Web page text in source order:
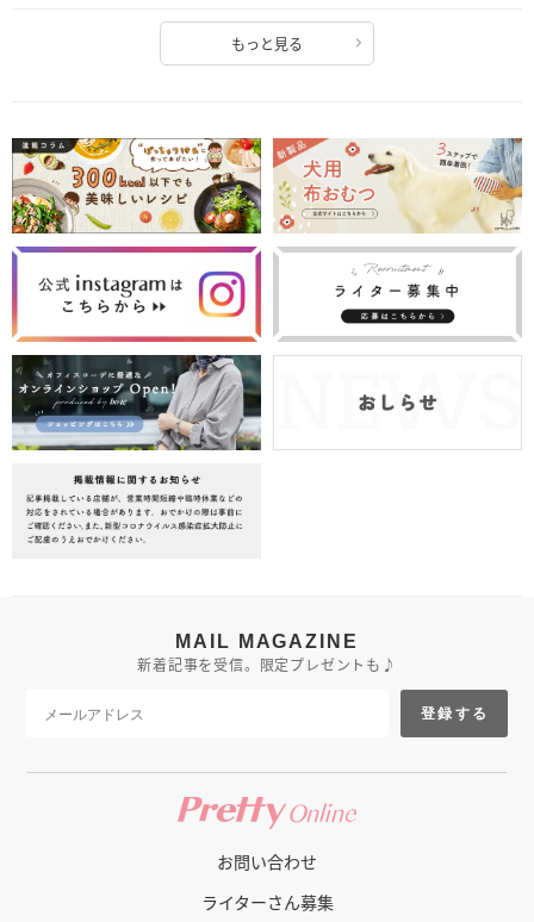
もっと見る
MAIL MAGAZINE
新着記事を受信。限定プレゼントも♪
登録する
お問い合わせ
ライターさん募集